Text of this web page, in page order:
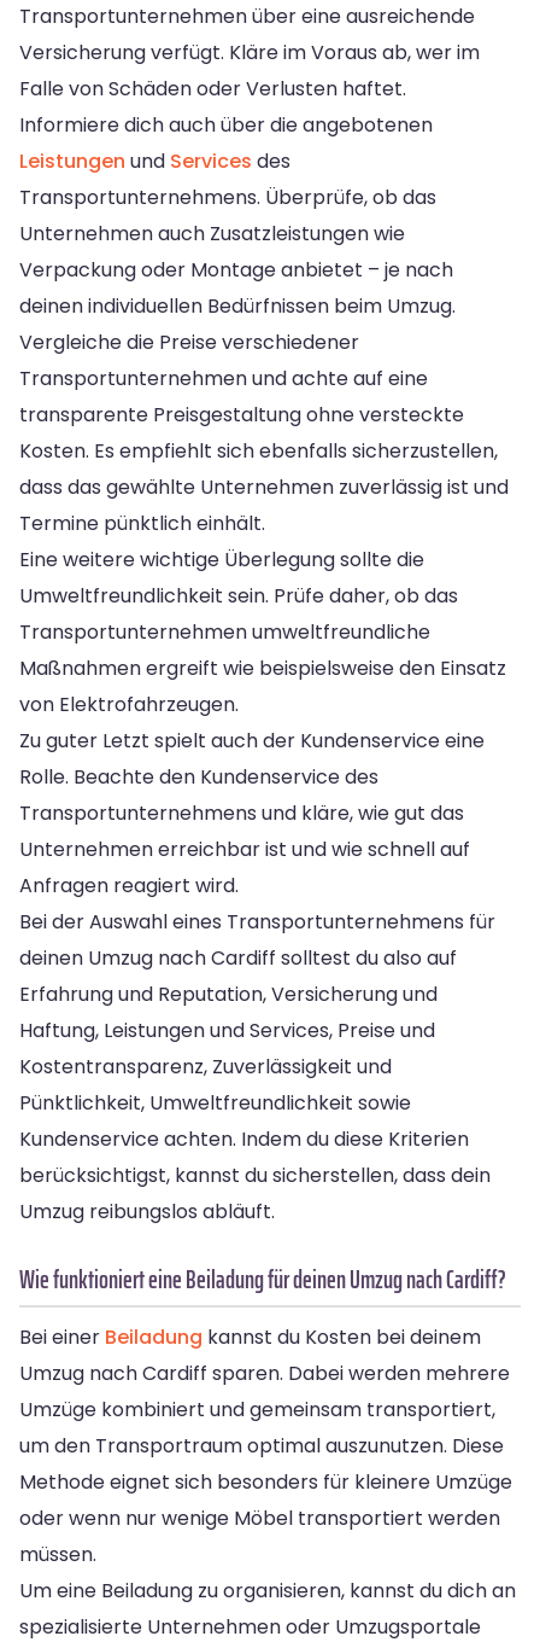
Transportunternehmen über eine ausreichende
Versicherung verfügt. Kläre im Voraus ab, wer im
Falle von Schäden oder Verlusten haftet.
Informiere dich auch über die angebotenen
Leistungen und Services des
Transportunternehmens. Überprüfe, ob das
Unternehmen auch Zusatzleistungen wie
Verpackung oder Montage anbietet – je nach
deinen individuellen Bedürfnissen beim Umzug.
Vergleiche die Preise verschiedener
Transportunternehmen und achte auf eine
transparente Preisgestaltung ohne versteckte
Kosten. Es empfiehlt sich ebenfalls sicherzustellen,
dass das gewählte Unternehmen zuverlässig ist und
Termine pünktlich einhält.
Eine weitere wichtige Überlegung sollte die
Umweltfreundlichkeit sein. Prüfe daher, ob das
Transportunternehmen umweltfreundliche
Maßnahmen ergreift wie beispielsweise den Einsatz
von Elektrofahrzeugen.
Zu guter Letzt spielt auch der Kundenservice eine
Rolle. Beachte den Kundenservice des
Transportunternehmens und kläre, wie gut das
Unternehmen erreichbar ist und wie schnell auf
Anfragen reagiert wird.
Bei der Auswahl eines Transportunternehmens für
deinen Umzug nach Cardiff solltest du also auf
Erfahrung und Reputation, Versicherung und
Haftung, Leistungen und Services, Preise und
Kostentransparenz, Zuverlässigkeit und
Pünktlichkeit, Umweltfreundlichkeit sowie
Kundenservice achten. Indem du diese Kriterien
berücksichtigst, kannst du sicherstellen, dass dein
Umzug reibungslos abläuft.
Wie funktioniert eine Beiladung für deinen Umzug nach Cardiff?
Bei einer Beiladung kannst du Kosten bei deinem
Umzug nach Cardiff sparen. Dabei werden mehrere
Umzüge kombiniert und gemeinsam transportiert,
um den Transportraum optimal auszunutzen. Diese
Methode eignet sich besonders für kleinere Umzüge
oder wenn nur wenige Möbel transportiert werden
müssen.
Um eine Beiladung zu organisieren, kannst du dich an
spezialisierte Unternehmen oder Umzugsportale